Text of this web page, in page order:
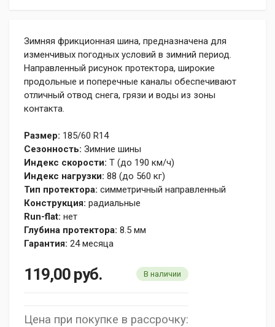
Зимняя фрикционная шина, предназначена для
изменчивых погодных условий в зимний период.
Направленный рисунок протектора, широкие
продольные и поперечные каналы обеспечивают
отличный отвод снега, грязи и воды из зоны
контакта.
Размер: 185/60 R14
Сезонность: Зимние шины
Индекс скорости: T (до 190 км/ч)
Индекс нагрузки: 88 (до 560 кг)
Тип протектора: симметричный направленный
Конструкция: радиальные
Run-flat: нет
Глубина протектора: 8.5 мм
Гарантия: 24 месяца
119,00руб. В наличии
Цена при покупке в рассрочку: